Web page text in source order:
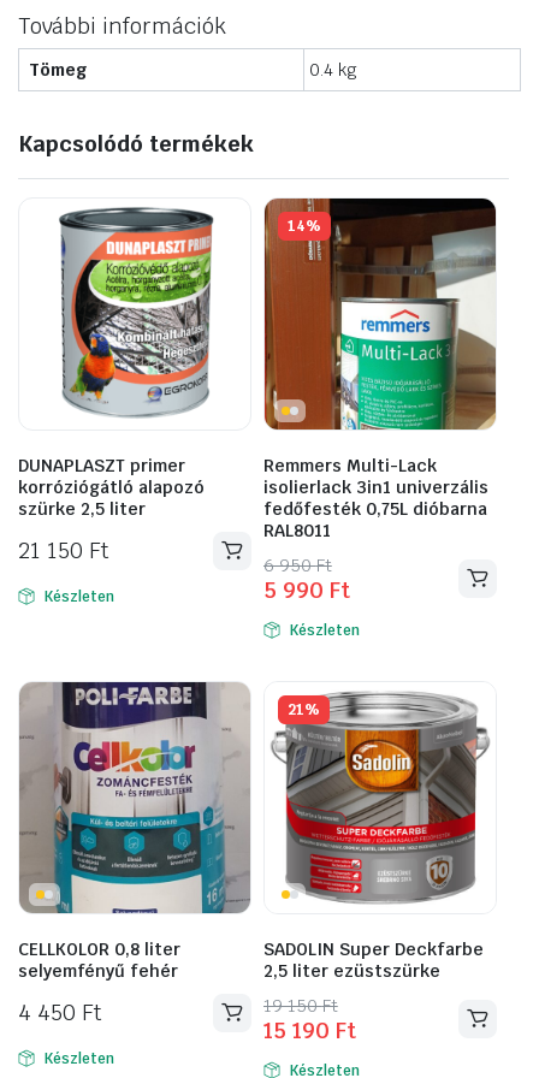
mennyiség
További információk
Tömeg 0.4 kg
Kapcsolódó termékek
DUNAPLASZT primer
korróziógátló alapozó
szürke 2,5 liter
21 150 Ft
Készleten
14%
Remmers Multi-Lack
isolierlack 3in1 univerzális
fedőfesték 0,75L dióbarna
RAL8011
6 950Ft
Original
price
was:
5 990 Ft
Current
price
is: Készleten
CELLKOLOR 0,8 liter
selyemfényű fehér
4 450 Ft
Készleten
21%
SADOLIN Super Deckfarbe
2,5 liter ezüstszürke
19 150Ft
Original
price
was:
15 190 Ft
Current
price
is: Készleten